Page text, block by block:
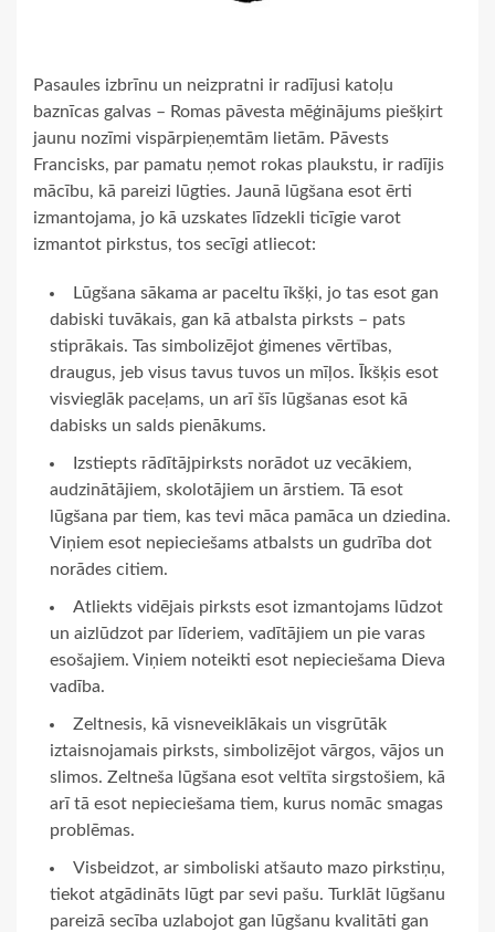
Pasaules izbrīnu un neizpratni ir radījusi katoļu
baznīcas galvas – Romas pāvesta mēģinājums piešķirt
jaunu nozīmi vispārpieņemtām lietām. Pāvests
Francisks, par pamatu ņemot rokas plaukstu, ir radījis
mācību, kā pareizi lūgties. Jaunā lūgšana esot ērti
izmantojama, jo kā uzskates līdzekli ticīgie varot
izmantot pirkstus, tos secīgi atliecot:
Lūgšana sākama ar paceltu īkšķi, jo tas esot gan
dabiski tuvākais, gan kā atbalsta pirksts – pats
stiprākais. Tas simbolizējot ģimenes vērtības,
draugus, jeb visus tavus tuvos un mīļos. Īkšķis esot
visvieglāk paceļams, un arī šīs lūgšanas esot kā
dabisks un salds pienākums.
Izstiepts rādītājpirksts norādot uz vecākiem,
audzinātājiem, skolotājiem un ārstiem. Tā esot
lūgšana par tiem, kas tevi māca pamāca un dziedina.
Viņiem esot nepieciešams atbalsts un gudrība dot
norādes citiem.
Atliekts vidējais pirksts esot izmantojams lūdzot
un aizlūdzot par līderiem, vadītājiem un pie varas
esošajiem. Viņiem noteikti esot nepieciešama Dieva
vadība.
Zeltnesis, kā visneveiklākais un visgrūtāk
iztaisnojamais pirksts, simbolizējot vārgos, vājos un
slimos. Zeltneša lūgšana esot veltīta sirgstošiem, kā
arī tā esot nepieciešama tiem, kurus nomāc smagas
problēmas.
Visbeidzot, ar simboliski atšauto mazo pirkstiņu,
tiekot atgādināts lūgt par sevi pašu. Turklāt lūgšanu
pareizā secība uzlabojot gan lūgšanu kvalitāti gan